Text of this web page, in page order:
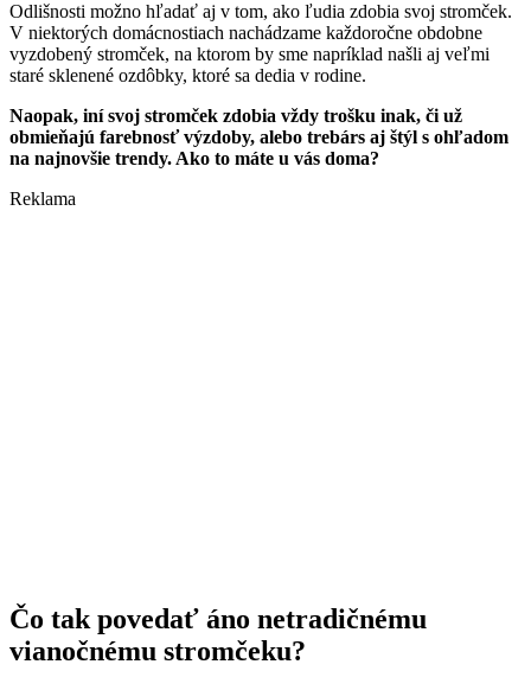
Odlišnosti možno hľadať aj v tom, ako ľudia zdobia svoj stromček.
V niektorých domácnostiach nachádzame každoročne obdobne
vyzdobený stromček, na ktorom by sme napríklad našli aj veľmi
staré sklenené ozdôbky, ktoré sa dedia v rodine.
Naopak, iní svoj stromček zdobia vždy trošku inak, či už
obmieňajú farebnosť výzdoby, alebo trebárs aj štýl s ohľadom
na najnovšie trendy. Ako to máte u vás doma?
Reklama
Čo tak povedať áno netradičnému
vianočnému stromčeku?